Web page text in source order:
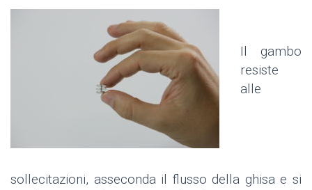
Il gambo
resiste
alle
sollecitazioni, asseconda il flusso della ghisa e si